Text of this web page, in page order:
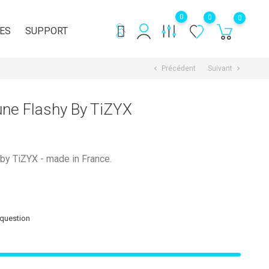
0
0
0
SUPPORT
chevron_left Précédent Suivant chevron_right
Flashy By TiZYX
TiZYX - made in France.